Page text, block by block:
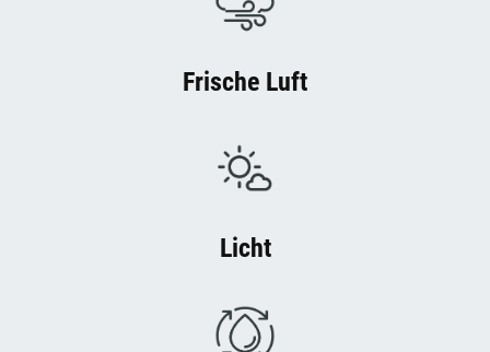
Frische Luft
Licht